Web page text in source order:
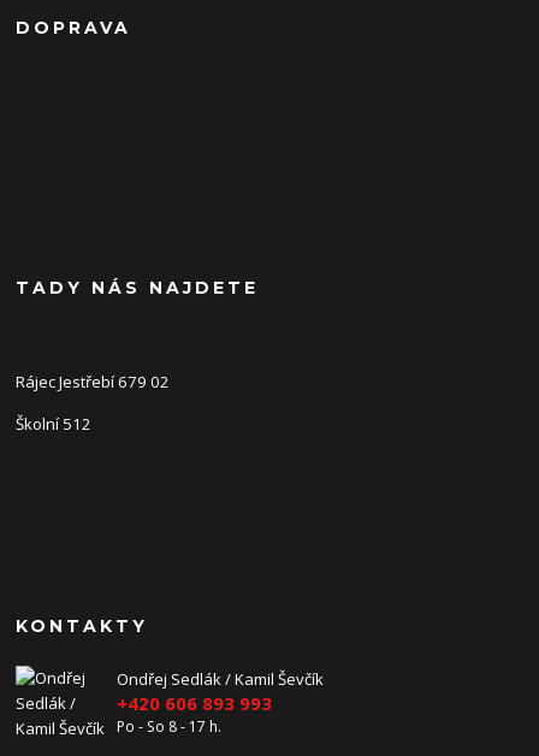
DOPRAVA
TADY NÁS NAJDETE
Rájec Jestřebí 679 02
Školní 512
KONTAKTY
Ondřej Sedlák / Kamil Ševčík
+420 606 893 993
Po - So 8 - 17 h.